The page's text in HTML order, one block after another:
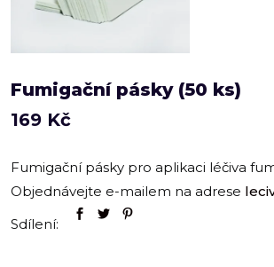
Fumigační pásky (50 ks)
169 Kč
Fumigační pásky pro aplikaci léčiva
Objednávejte e-mailem na adrese
Sdílení: